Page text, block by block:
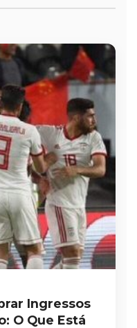
Ingressos
O Que Está